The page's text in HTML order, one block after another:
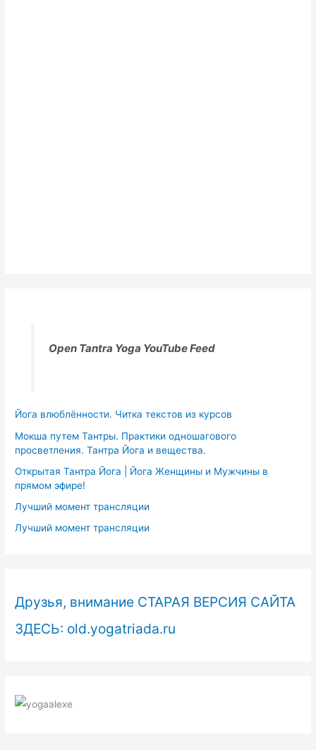
Open Tantra Yoga YouTube Feed
Йога влюблённости. Читка текстов из курсов
Мокша путем Тантры. Практики одношагового
просветления. Тантра Йога и вещества.
Открытая Тантра Йога | Йога Женщины и Мужчины в
прямом эфире!
Лучший момент трансляции
Лучший момент трансляции
Друзья, внимание СТАРАЯ ВЕРСИЯ САЙТА
ЗДЕСЬ: old.yogatriada.ru